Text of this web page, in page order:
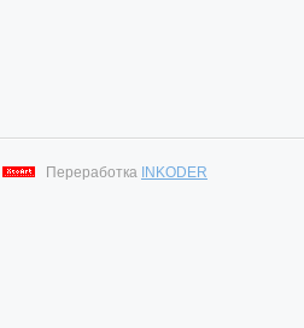
Переработка INKODER